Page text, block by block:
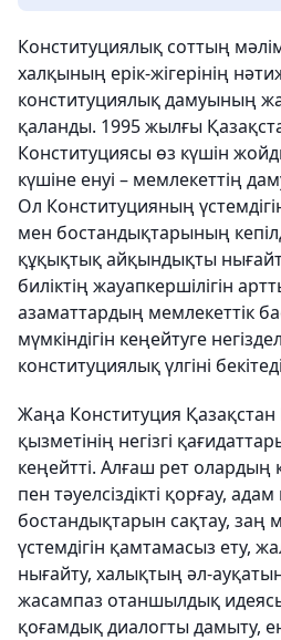
Конституциялық соттың
халқының ерік-жігерінің
конституциялық дамуының
қаланды. 1995 жылғы
Конституциясы өз күшін
күшіне енуі – мемлекеттің
Ол Конституцияның
мен бостандықтарының
құқықтық айқындықты
биліктің жауапкершілігін
азаматтардың мемлекеттік
мүмкіндігін кеңейтуге
конституциялық үлгіні
Жаңа Конституция
қызметінің негізгі
кеңейтті. Алғаш рет олардың
пен тәуелсіздікті қорғау,
бостандықтарын сақтау, заң
үстемдігін қамтамасыз ету,
нығайту, халықтың әл-
жасампаз отаншылдық
қоғамдық диалогты дамыту,